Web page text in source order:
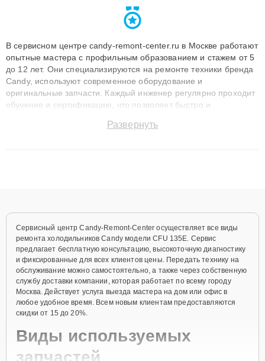
В сервисном центре candy-remont-center.ru в Москве работают
опытные мастера с профильным образованием и стажем от 5
до 12 лет. Они специализируются на ремонте техники бренда
Candy, используют современное оборудование и
оригинальные запчасти. Каждый инженер регулярно проходит
обучение и сертификацию, что позволяет быстро и
сохранением гарантии до 3 лет. Наши мастера решают
Развернуть
Сервисный центр Candy-Remont-Center осуществляет все виды
ремонта холодильников Candy модели CFU 135E. Сервис
предлагает бесплатную консультацию, высокоточную диагностику
и фиксированные для всех клиентов цены. Передать технику на
обслуживание можно самостоятельно, а также через собственную
службу доставки компании, которая работает по всему городу
Москва. Действует услуга выезда мастера на дом или офис в
любое удобное время. Всем новым клиентам предоставляются
скидки от 15 до 20%.
Виды используемых
запчастей